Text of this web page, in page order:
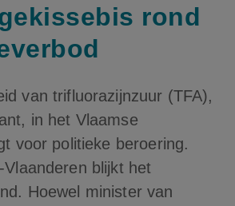
rond
van trifluorazijnzuur (TFA),
in het Vlaamse
voor politieke beroering.
blijkt het
Hoewel minister van